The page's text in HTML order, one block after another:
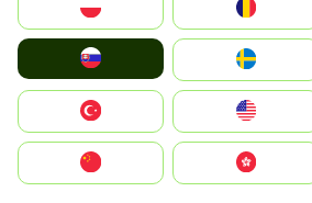
United States
中國香港特別行政區